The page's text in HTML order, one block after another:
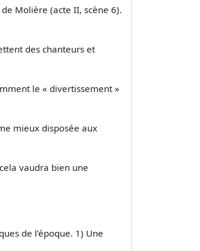
Molière (acte II, scène 6).
des chanteurs et
le « divertissement »
mieux disposée aux
vaudra bien une
de l’époque. 1) Une